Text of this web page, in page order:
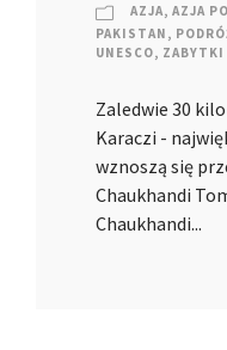
AZJA, AZJA
PAKISTAN ,
UNESCO, ZABYTKI
Zaledwie 30
Karaczi -
wznoszą się
Chaukhandi
Chaukhandi...